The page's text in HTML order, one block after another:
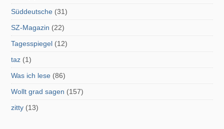
Süddeutsche (31)
SZ-Magazin (22)
Tagesspiegel (12)
taz (1)
Was ich lese (86)
Wollt grad sagen (157)
zitty (13)